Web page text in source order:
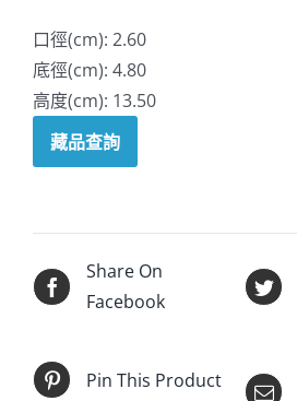
口徑(cm): 2.60
底徑(cm): 4.80
高度(cm): 13.50
藏品查詢
Share On
Facebook
Pin This Product